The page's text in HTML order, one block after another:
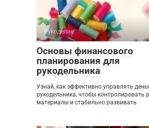
Рукоделие
Основы финансового
планирования для
рукодельника
Узнай, как эффективно управлять
рукодельника, чтобы контролировать
материалы и стабильно развивать